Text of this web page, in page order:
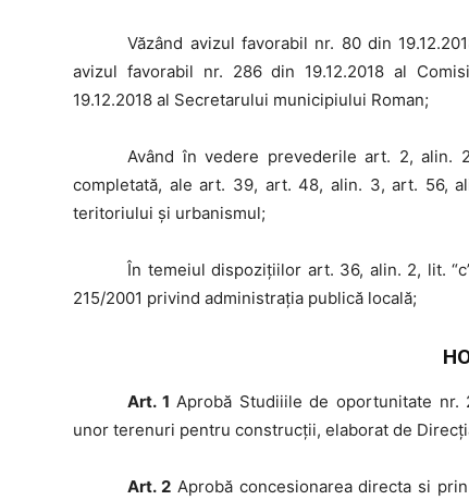
Văzând avizul favorabil nr. 80 din
avizul favorabil nr. 286 din 19.12.2018 al
19.12.2018 al Secretarului municipiului Roman;
Având în vedere prevederile art. 2, alin.
completată, ale art. 39, art. 48, alin. 3, art. 56,
teritoriului şi urbanismul;
În temeiul dispoziţiilor art. 36, alin. 2, lit.
215/2001 privind administraţia publică locală;
Art. 1 Aprobă Studiiile de oportunitate nr.
unor terenuri pentru construcţii, elaborat de
Art. 2 Aprobă concesionarea directa si